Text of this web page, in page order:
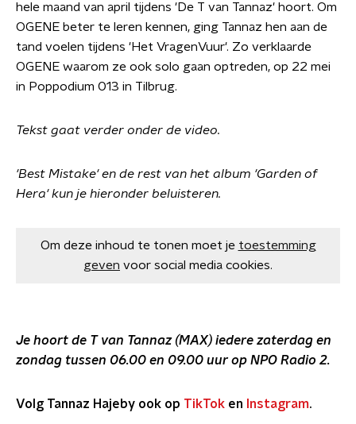
hele maand van april tijdens 'De T van Tannaz' hoort. Om
OGENE beter te leren kennen, ging Tannaz hen aan de
tand voelen tijdens 'Het VragenVuur'. Zo verklaarde
OGENE waarom ze ook solo gaan optreden, op 22 mei
in Poppodium 013 in Tilbrug.
Tekst gaat verder onder de video.
'Best Mistake' en de rest van het album 'Garden of
Hera' kun je hieronder beluisteren.
Om deze inhoud te tonen moet je toestemming
geven voor social media cookies.
Je hoort de T van Tannaz (MAX) iedere zaterdag en
zondag tussen 06.00 en 09.00 uur op NPO Radio 2.
Volg Tannaz Hajeby ook op TikTok en Instagram.